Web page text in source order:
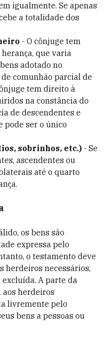
igualmente. Se apenas
a totalidade dos
- O cônjuge tem
que varia
adotado no
comunhão parcial de
tem direito à
na constância do
de descendentes e
pode ser o único
sobrinhos, etc.) - Se
ascendentes ou
até o quarto
os bens são
expressa pelo
o testamento deve
herdeiros necessários,
A parte da
aos herdeiros
livremente pelo
bens a pessoas ou